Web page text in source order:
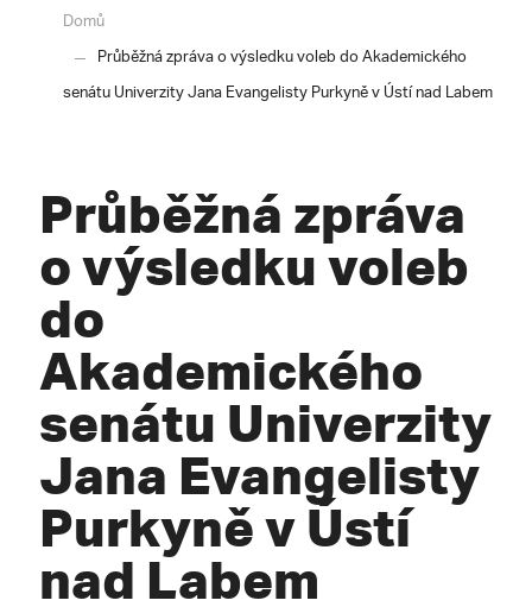
Domů
Průběžná zpráva o výsledku voleb do Akademického
senátu Univerzity Jana Evangelisty Purkyně v Ústí nad Labem
Průběžná zpráva
o výsledku voleb
do
Akademického
senátu Univerzity
Jana Evangelisty
Purkyně v Ústí
nad Labem